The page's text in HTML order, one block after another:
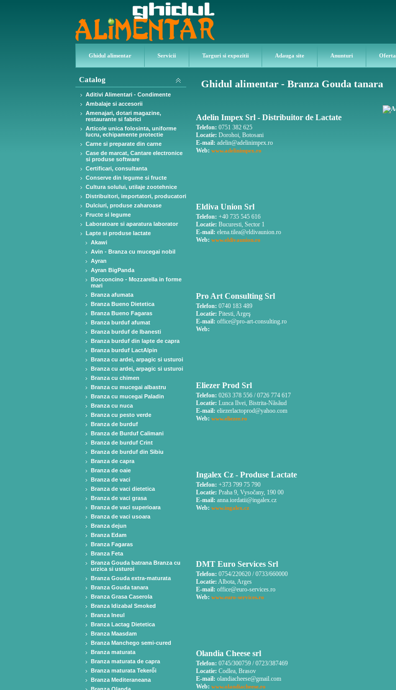
Ghidul alimentar Servicii Targuri si expozitii Adauga site Anunturi Oferta
Catalog
Aditivi Alimentari - Condimente
Ambalaje si accesorii
Amenajari, dotari magazine,
restaurante si fabrici
Articole unica folosinta, uniforme
lucru, echipamente protectie
Carne si preparate din carne
Case de marcat, Cantare electronice
si produse software
Certificari, consultanta
Conserve din legume si fructe
Cultura solului, utilaje zootehnice
Distribuitori, importatori, producatori
Dulciuri, produse zaharoase
Fructe si legume
Laboratoare si aparatura laborator
Lapte si produse lactate
Akawi
Avin - Branza cu mucegai nobil
Ayran
Ayran BigPanda
Bocconcino - Mozzarella in forme
mari
Branza afumata
Branza Bueno Dietetica
Branza Bueno Fagaras
Branza burduf afumat
Branza burduf de Ibanesti
Branza burduf din lapte de capra
Branza burduf LactAlpin
Branza cu ardei, arpagic si usturoi
Branza cu ardei, arpagic si usturoi
Branza cu chimen
Branza cu mucegai albastru
Branza cu mucegai Paladin
Branza cu nuca
Branza cu pesto verde
Branza de burduf
Branza de Burduf Calimani
Branza de burduf Crint
Branza de burduf din Sibiu
Branza de capra
Branza de oaie
Branza de vaci
Branza de vaci dietetica
Branza de vaci grasa
Branza de vaci superioara
Branza de vaci usoara
Branza dejun
Branza Edam
Branza Fagaras
Branza Feta
Branza Gouda batrana Branza cu
urzica si usturoi
Branza Gouda extra-maturata
Branza Gouda tanara
Branza Grasa Caserola
Branza Idizabal Smoked
Branza Ineul
Branza Lactag Dietetica
Branza Maasdam
Branza Manchego semi-cured
Branza maturata
Branza maturata de capra
Branza maturata Tekerői
Branza Mediteraneana
Ghidul alimentar - Branza Gouda tanara
Adelin Impex Srl - Distribuitor de Lactate
Telefon: 0751 382 625
Locatie: Dorohoi, Botosani
E-mail: adelin@adelinimpex.ro
Web: www.adelinimpex.ro
Eldiva Union Srl
Telefon: +40 735 545 616
Locatie: Bucuresti, Sector 1
E-mail: elena.tilea@eldivaunion.ro
Web: www.eldivaunion.ro
Pro Art Consulting Srl
Telefon: 0740 183 489
Locatie: Pitesti, Argeş
E-mail: office@pro-art-consulting.ro
Web:
Eliezer Prod Srl
Telefon: 0263 378 556 / 0726 774 617
Locatie: Lunca Ilvei, Bistrita-Năsăud
E-mail: eliezerlactoprod@yahoo.com
Web: www.eliezer.ro
Ingalex Cz - Produse Lactate
Telefon: +373 799 75 790
Locatie: Praha 9, Vysočany, 190 00
E-mail: anna.iordatii@ingalex.cz
Web: www.ingalex.cz
DMT Euro Services Srl
Telefon: 0754/220620 / 0733/660000
Locatie: Albota, Arges
E-mail: office@euro-services.ro
Web: www.euro-services.ro
Olandia Cheese srl
Telefon: 0745/300759 / 0723/387469
Locatie: Codlea, Brasov
E-mail: olandiacheese@gmail.com
Web: www.olandiacheese.ro